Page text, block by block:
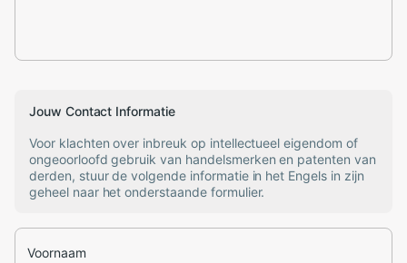
Jouw Contact Informatie
Voor klachten over inbreuk op intellectueel eigendom of
ongeoorloofd gebruik van handelsmerken en patenten van
derden, stuur de volgende informatie in het Engels in zijn
geheel naar het onderstaande formulier.
Voornaam